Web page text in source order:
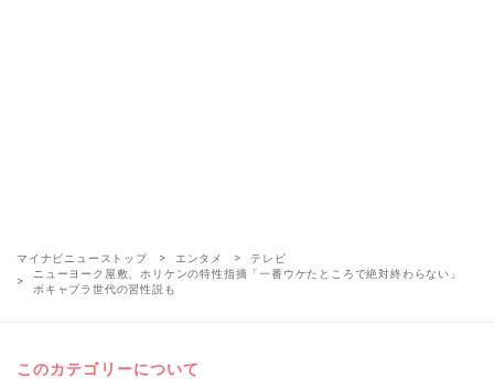
マイナビニューストップ エンタメ
テレビ
ニューヨーク屋敷、ホリケンの特性指摘「一番ウケたところで絶対終わらない」
ボキャブラ世代の習性説も
このカテゴリーについて